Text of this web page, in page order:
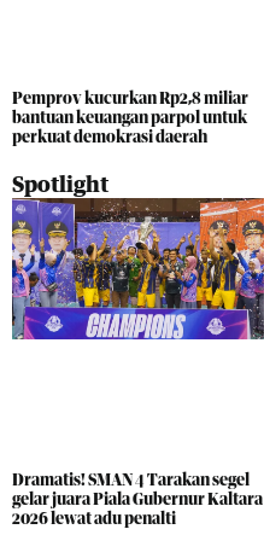
Pemprov kucurkan Rp2,8 miliar
bantuan keuangan parpol untuk
perkuat demokrasi daerah
Spotlight
Dramatis! SMAN 4 Tarakan segel
gelar juara Piala Gubernur Kaltara
2026 lewat adu penalti